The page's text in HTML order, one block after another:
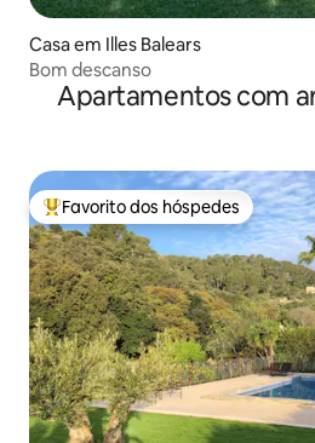
Casa em Illes Balears
Bom descanso
Apartamentos com
Favoritos dos hóspedes mais
Favorito dos hóspedes